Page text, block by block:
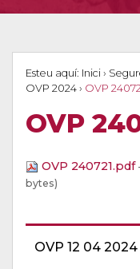
Esteu aquí: Inici ›
OVP 2024 › OVP
OVP
OVP 12 04 2024
OVP 240721.pdf
bytes)